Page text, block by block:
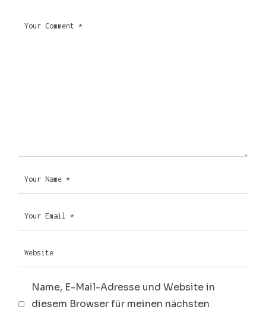
Name, E-Mail-Adresse und Website in
diesem Browser für meinen nächsten